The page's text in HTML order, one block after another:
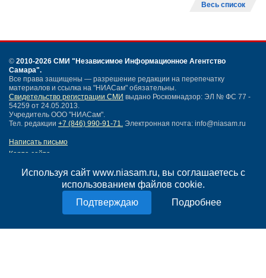
Используя сайт www.niasam.ru, вы соглашаетесь с
использованием файлов cookie.
Подробнее
Весь список
© 2010-2026 СМИ "Независимое Информационное Агентство
Самара".
Все права защищены — разрешение редакции на перепечатку
материалов и ссылка на "НИАСам" обязательны.
Свидетельство регистрации СМИ выдано Роскомнадзор: ЭЛ № ФС 77 -
54259 от 24.05.2013.
Учредитель ООО "НИАСам".
Тел. редакции +7 (846) 990-91-71. Электронная почта: info@niasam.ru
Написать письмо
Карта сайта
Политика конфиденциальности
Согласие на обработку персональных данных